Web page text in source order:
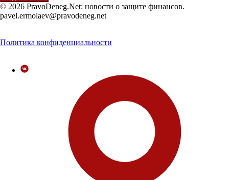
© 2026 PravoDeneg.Net: новости о защите финансов.
pavel.ermolaev@pravodeneg.net
Политика конфиденциальности